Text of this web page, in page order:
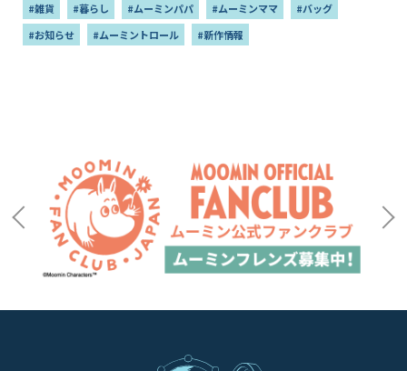
#雑貨
#暮らし #ムーミンパパ #ムーミンママ
#バッグ
#お知らせ
#ムーミントロール #新作情報